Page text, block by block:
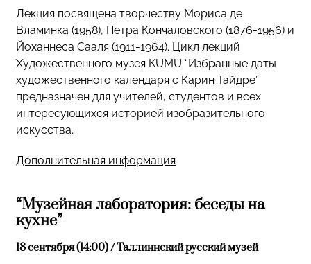
Лекция посвящена творчеству Мориса де
Вламинка (1958), Петра Кончаловского (1876-1956) и
Йоханнеса Сааля (1911-1964). Цикл лекций
Художественного музея KUMU “Избранные даты
художественного календаря с Карин Тайдре”
предназначен для учителей, студентов и всех
интересующихся историей изобразительного
искусства.
Дополнительная информация
“Музейная лаборатория: беседы на
кухне”
18 сентября (14:00) / Таллиннский русский музей